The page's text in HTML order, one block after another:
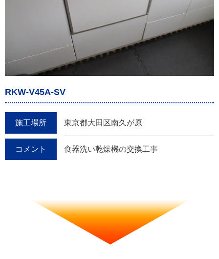
RKW-V45A-SV
施工場所 東京都大田区南久が原
コメント 食器洗い乾燥機の交換工事